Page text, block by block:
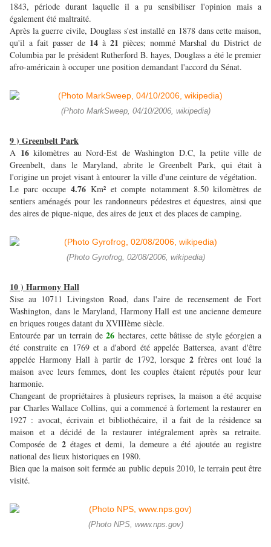
1843, période durant laquelle il a pu sensibiliser l'opinion mais a
également été maltraité.
Après la guerre civile, Douglass s'est installé en 1878 dans cette maison,
qu'il a fait passer de 14 à 21 pièces; nommé Marshal du District de
Columbia par le président Rutherford B. hayes, Douglass a été le premier
afro-américain à occuper une position demandant l'accord du Sénat.
(Photo MarkSweep, 04/10/2006, wikipedia)
9 ) Greenbelt Park
A 16kilomètres au Nord-Est de Washington D.C, la petite ville de
Greenbelt, dans le Maryland, abrite le Greenbelt Park, qui était à
l'origine un projet visant à entourer la ville d'une ceinture de végétation.
Le parc occupe4.76 Km² et compte notamment 8.50 kilomètres de
sentiers aménagés pour les randonneurs pédestres et équestres, ainsi que
des aires de pique-nique, des aires de jeux et des places de camping.
(Photo Gyrofrog, 02/08/2006, wikipedia)
10 ) Harmony Hall
Sise au 10711 Livingston Road, dans l'aire de recensement de Fort
Washington, dans le Maryland, Harmony Hall est une ancienne demeure
en briques rouges datant du XVIIIème siècle.
Entourée par un terrain de26 hectares, cette bâtisse de style géorgien a
été construite en 1769 et a d'abord été appelée Battersea, avant d'être
appelée Harmony Hall à partir de 1792, lorsque2 frères ont loué la
maison avec leurs femmes, dont les couples étaient réputés pour leur
harmonie.
Changeant de propriétaires à plusieurs reprises, la maison a été acquise
par Charles Wallace Collins, qui a commencé à fortement la restaurer en
1927 : avocat, écrivain et bibliothécaire, il a fait de la résidence sa
maison et a décidé de la restaurer intégralement après sa retraite.
Composée de 2étages et demi, la demeure a été ajoutée au registre
national des lieux historiques en 1980.
Bien que la maison soit fermée au public depuis 2010, le terrain peut être
visité.
(Photo NPS, www.nps.gov)